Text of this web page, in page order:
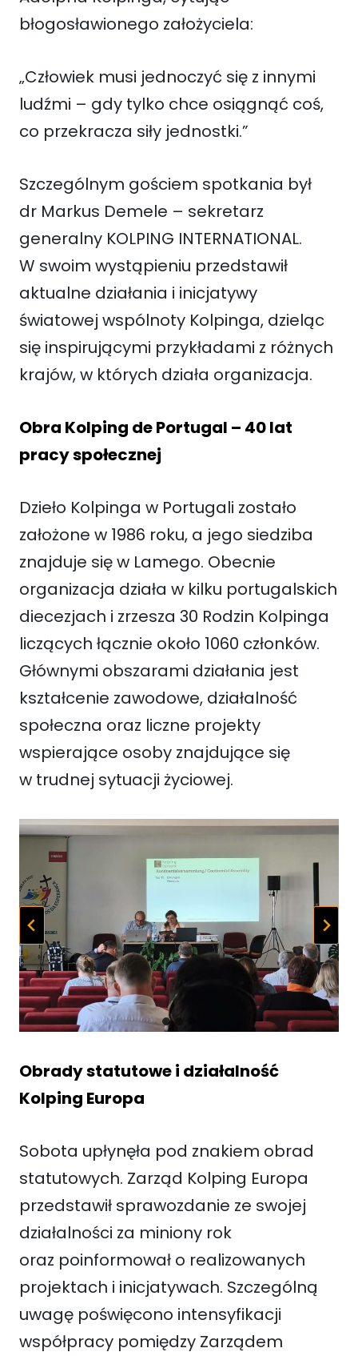
błogosławionego założyciela:
„Człowiek musi jednoczyć się z innymi
ludźmi – gdy tylko chce osiągnąć coś,
co przekracza siły jednostki.”
Szczególnym gościem spotkania był
dr Markus Demele – sekretarz
generalny KOLPING INTERNATIONAL.
W swoim wystąpieniu przedstawił
aktualne działania i inicjatywy
światowej wspólnoty Kolpinga, dzieląc
się inspirującymi przykładami z różnych
krajów, w których działa organizacja.
Obra Kolping de Portugal – 40 lat
pracy społecznej
Dzieło Kolpinga w Portugali zostało
założone w 1986 roku, a jego siedziba
znajduje się w Lamego. Obecnie
organizacja działa w kilku portugalskich
diecezjach i zrzesza 30 Rodzin Kolpinga
liczących łącznie około 1060 członków.
Głównymi obszarami działania jest
kształcenie zawodowe, działalność
społeczna oraz liczne projekty
wspierające osoby znajdujące się
w trudnej sytuacji życiowej.
Obrady statutowe i działalność
Kolping Europa
Sobota upłynęła pod znakiem obrad
statutowych. Zarząd Kolping Europa
przedstawił sprawozdanie ze swojej
działalności za miniony rok
oraz poinformował o realizowanych
projektach i inicjatywach. Szczególną
uwagę poświęcono intensyfikacji
współpracy pomiędzy Zarządem